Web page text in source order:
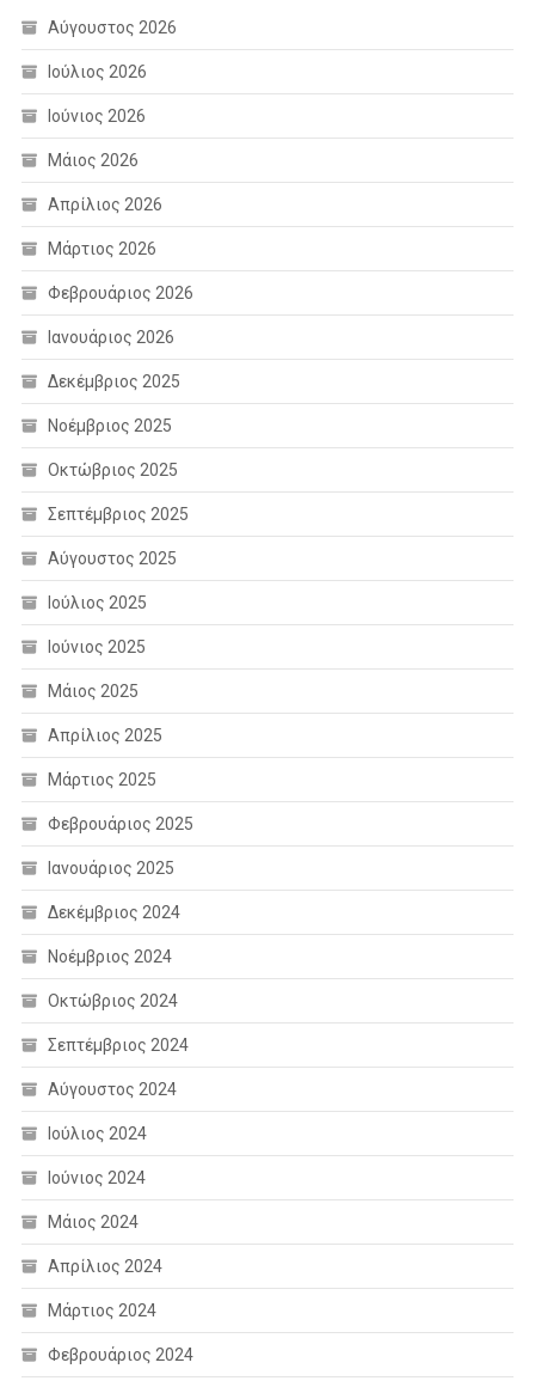
Αύγουστος 2026
Ιούλιος 2026
Ιούνιος 2026
Μάιος 2026
Απρίλιος 2026
Μάρτιος 2026
Φεβρουάριος 2026
Ιανουάριος 2026
Δεκέμβριος 2025
Νοέμβριος 2025
Οκτώβριος 2025
Σεπτέμβριος 2025
Αύγουστος 2025
Ιούλιος 2025
Ιούνιος 2025
Μάιος 2025
Απρίλιος 2025
Μάρτιος 2025
Φεβρουάριος 2025
Ιανουάριος 2025
Δεκέμβριος 2024
Νοέμβριος 2024
Οκτώβριος 2024
Σεπτέμβριος 2024
Αύγουστος 2024
Ιούλιος 2024
Ιούνιος 2024
Μάιος 2024
Απρίλιος 2024
Μάρτιος 2024
Φεβρουάριος 2024